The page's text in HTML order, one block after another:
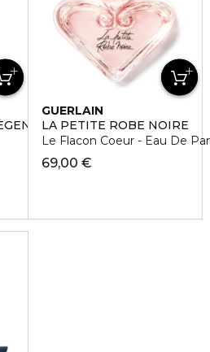
GUERLAIN
LA PETITE ROBE NOIRE
Le Flacon Coeur - Eau De
69,00 €